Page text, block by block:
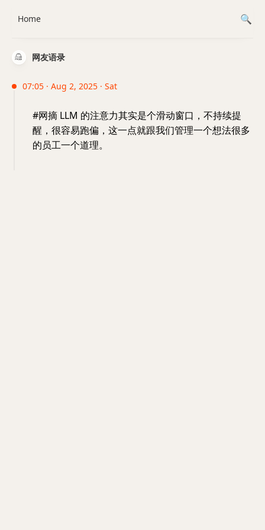
网友语录
07:05 · Aug 2, 2025 · Sat
#网摘 LLM 的注意力其实是个滑动窗口，不持续提
醒，很容易跑偏，这一点就跟我们管理一个想法很多
的员工一个道理。
Home